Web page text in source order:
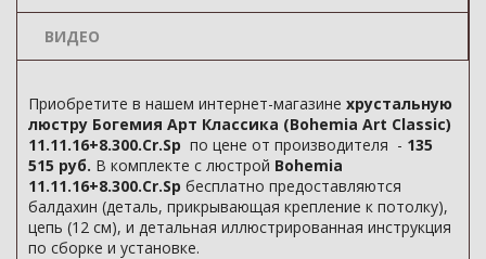
ВИДЕО
Приобретите в нашем интернет-магазине хрустальную
люстру Богемия Арт Классика (Bohemia Art Classic)
11.11.16+8.300.Cr.Sp по цене от производителя - 135
515 руб. В комплекте с люстрой Bohemia
11.11.16+8.300.Cr.Sp бесплатно предоставляются
балдахин (деталь, прикрывающая крепление к потолку),
цепь (12 см), и детальная иллюстрированная инструкция
по сборке и установке.